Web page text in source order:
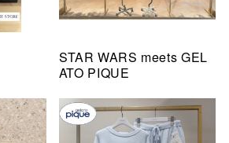
STAR WARS meets GEL
ATO PIQUE